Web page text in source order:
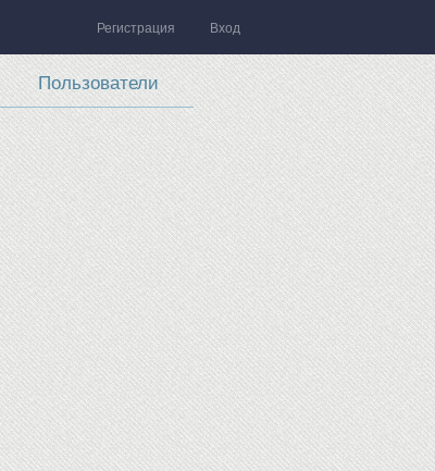
Регистрация Вход
Пользователи